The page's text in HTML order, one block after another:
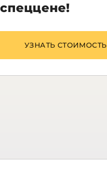
УЗНАТЬ СТОИМОСТЬ